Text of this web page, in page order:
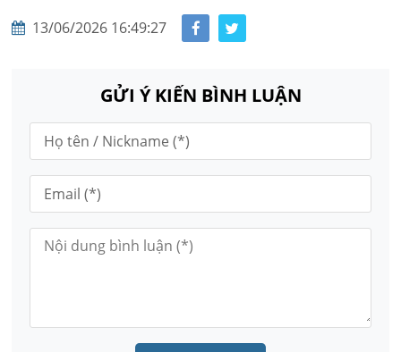
13/06/2026 16:49:27
GỬI Ý KIẾN BÌNH LUẬN